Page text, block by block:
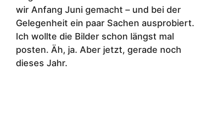
wir Anfang Juni gemacht – und bei der
Gelegenheit ein paar Sachen ausprobiert.
Ich wollte die Bilder schon längst mal
posten. Äh, ja. Aber jetzt, gerade noch
dieses Jahr.